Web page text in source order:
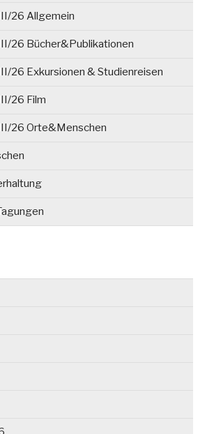
26 Allgemein
26 Bücher&Publikationen
26 Exkursionen & Studienreisen
26 Film
26 Orte&Menschen